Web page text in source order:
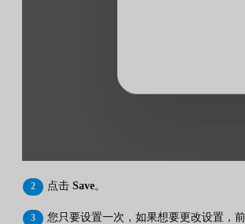
点击 Save。
您只要设置一次，如果想要更改设置，